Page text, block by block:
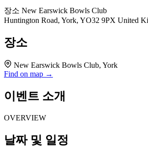
장소 New Earswick Bowls Club
Huntington Road, York, YO32 9PX United
장소
New Earswick Bowls Club, York
Find on map →
이벤트 소개
OVERVIEW
날짜 및 일정